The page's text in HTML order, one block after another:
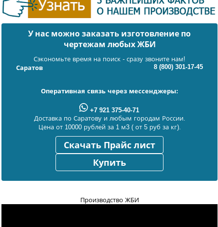
У нас можно заказать изготовление по
чертежам любых ЖБИ
Сэкономьте время на поиск - сразу звоните нам!
Саратов
8 (800) 301-17-45
Оперативная связь через мессенджеры:
+7 921 375-40-71
Доставка по Саратову и любым городам России.
Цена от 10000 рублей за 1 м3 ( от 5 руб за кг).
Скачать Прайс лист
Купить
Производство ЖБИ